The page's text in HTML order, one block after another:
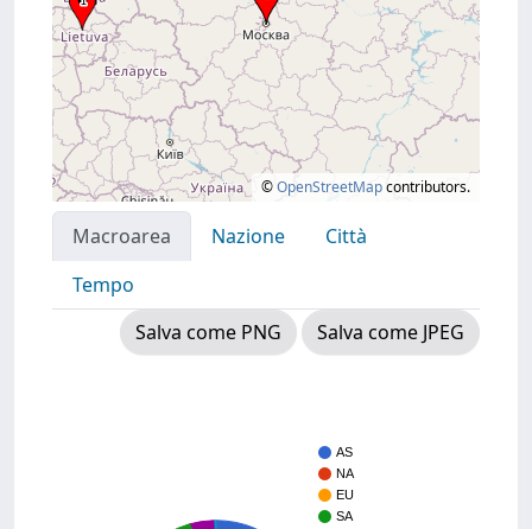
©OpenStreetMapcontributors.
Macroarea Nazione
Città
Tempo
Salva come PNG
Salva come JPEG
AS
NA
EU
SA